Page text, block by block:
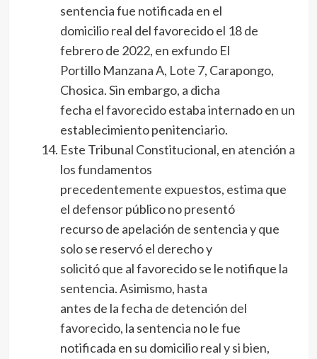
sentencia fue notificada en el
domicilio real del favorecido el 18 de
febrero de 2022, en exfundo El
Portillo Manzana A, Lote 7, Carapongo,
Chosica. Sin embargo, a dicha
fecha el favorecido estaba internado en un
establecimiento penitenciario.
Este Tribunal Constitucional, en atención a
los fundamentos
precedentemente expuestos, estima que
el defensor público no presentó
recurso de apelación de sentencia y que
solo se reservó el derecho y
solicitó que al favorecido se le notifique la
sentencia. Asimismo, hasta
antes de la fecha de detención del
favorecido, la sentencia no le fue
notificada en su domicilio real y si bien,